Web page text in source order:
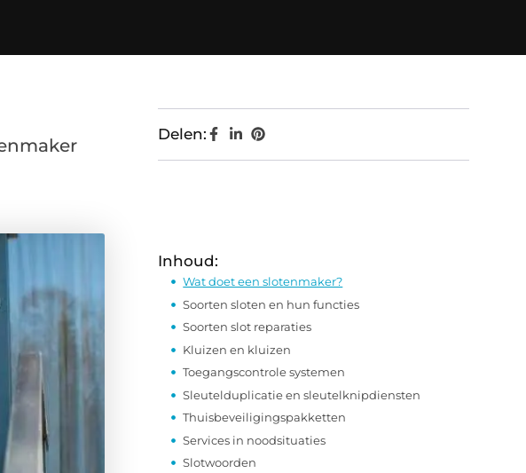
Delen:
Inhoud:
Wat doet een slotenmaker?
Soorten sloten en hun functies
Soorten slot reparaties
Kluizen en kluizen
Toegangscontrole systemen
Sleutelduplicatie en sleutelknipdiensten
Thuisbeveiligingspakketten
Services in noodsituaties
Slotwoorden